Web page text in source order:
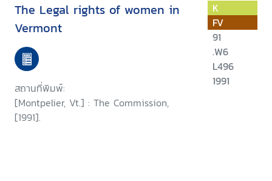
The Legal rights of women in
Vermont
สถานที่พิมพ์:
[Montpelier, Vt.] : The Commission,
[1991].
K
FV
91
.W6
L496
1991